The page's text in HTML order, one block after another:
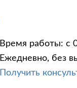
Время работы: с
Ежедневно, без
Получить